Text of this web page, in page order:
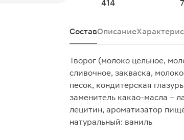
414
СоставОписание
Творог (молоко цельное,
сливочное, закваска,
песок, кондитерская
заменитель какао-масла –
лецитин, ароматизатор
натуральный: ваниль